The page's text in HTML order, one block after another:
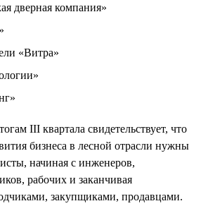
дверная компания»
«Витра»
III квартала свидетельствует, что
бизнеса в лесной отрасли нужны
начиная с инженеров,
рабочих и заканчивая
закупщиками, продавцами.